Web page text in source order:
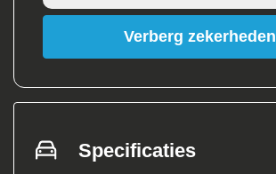
Verberg zekerheden
Specificaties